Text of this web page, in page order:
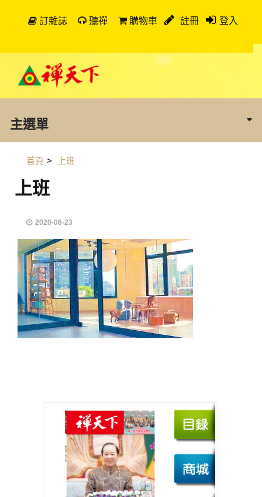
訂雜誌 聽禪 購物車 註冊 登入
主選單
首頁 > 上班
上班
2020-06-23